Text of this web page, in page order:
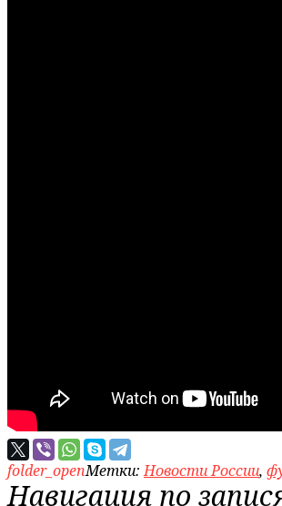
folder_openМетки:Новости России,
Навигация по